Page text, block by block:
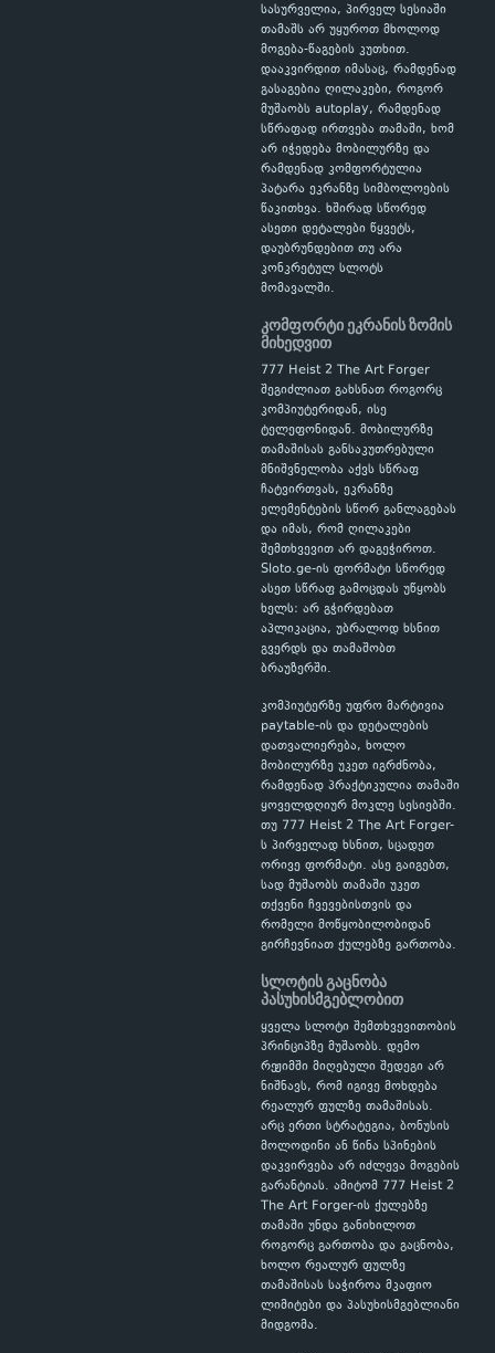
სასურველია, პირველ სესიაში
თამაშს არ უყუროთ მხოლოდ
მოგება-წაგების კუთხით.
დააკვირდით იმასაც, რამდენად
გასაგებია ღილაკები, როგორ
მუშაობს autoplay, რამდენად
სწრაფად ირთვება თამაში, ხომ
არ იჭედება მობილურზე და
რამდენად კომფორტულია
პატარა ეკრანზე სიმბოლოების
წაკითხვა. ხშირად სწორედ
ასეთი დეტალები წყვეტს,
დაუბრუნდებით თუ არა
კონკრეტულ სლოტს
მომავალში.
კომფორტი ეკრანის ზომის
მიხედვით
777 Heist 2 The Art Forger
შეგიძლიათ გახსნათ როგორც
კომპიუტერიდან, ისე
ტელეფონიდან. მობილურზე
თამაშისას განსაკუთრებული
მნიშვნელობა აქვს სწრაფ
ჩატვირთვას, ეკრანზე
ელემენტების სწორ განლაგებას
და იმას, რომ ღილაკები
შემთხვევით არ დაგეჭიროთ.
Sloto.ge-ის ფორმატი სწორედ
ასეთ სწრაფ გამოცდას უწყობს
ხელს: არ გჭირდებათ
აპლიკაცია, უბრალოდ ხსნით
გვერდს და თამაშობთ
ბრაუზერში.
კომპიუტერზე უფრო მარტივია
paytable-ის და დეტალების
დათვალიერება, ხოლო
მობილურზე უკეთ იგრძნობა,
რამდენად პრაქტიკულია თამაში
ყოველდღიურ მოკლე სესიებში.
თუ 777 Heist 2 The Art Forger-
ს პირველად ხსნით, სცადეთ
ორივე ფორმატი. ასე გაიგებთ,
სად მუშაობს თამაში უკეთ
თქვენი ჩვევებისთვის და
რომელი მოწყობილობიდან
გირჩევნიათ ქულებზე გართობა.
სლოტის გაცნობა
პასუხისმგებლობით
ყველა სლოტი შემთხვევითობის
პრინციპზე მუშაობს. დემო
რეჟიმში მიღებული შედეგი არ
ნიშნავს, რომ იგივე მოხდება
რეალურ ფულზე თამაშისას.
არც ერთი სტრატეგია, ბონუსის
მოლოდინი ან წინა სპინების
დაკვირვება არ იძლევა მოგების
გარანტიას. ამიტომ 777 Heist 2
The Art Forger-ის ქულებზე
თამაში უნდა განიხილოთ
როგორც გართობა და გაცნობა,
ხოლო რეალურ ფულზე
თამაშისას საჭიროა მკაფიო
ლიმიტები და პასუხისმგებლიანი
მიდგომა.